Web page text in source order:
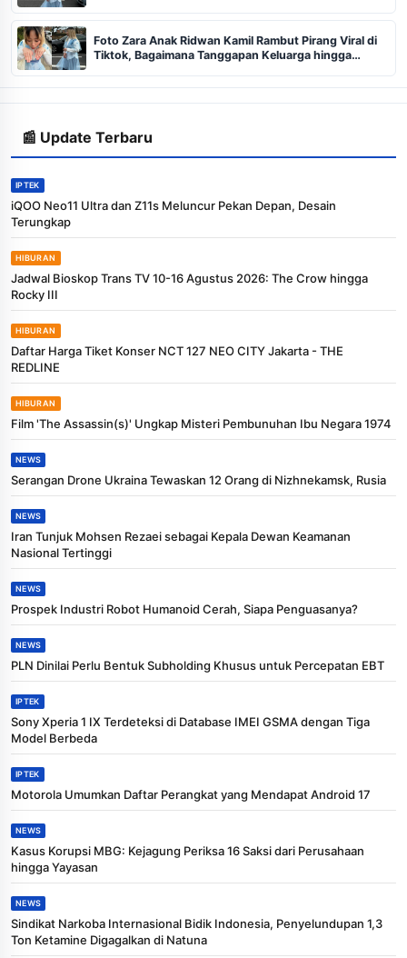
Foto Zara Anak Ridwan Kamil Rambut Pirang Viral di
Tiktok, Bagaimana Tanggapan Keluarga hingga
📰 Update Terbaru
IPTEK
iQOO Neo11 Ultra dan Z11s Meluncur Pekan Depan, Desain
Terungkap
HIBURAN
Jadwal Bioskop Trans TV 10-16 Agustus 2026: The Crow hingga
Rocky III
HIBURAN
Daftar Harga Tiket Konser NCT 127 NEO CITY Jakarta - THE
REDLINE
HIBURAN
Film 'The Assassin(s)' Ungkap Misteri Pembunuhan Ibu Negara 1974
NEWS
Serangan Drone Ukraina Tewaskan 12 Orang di Nizhnekamsk, Rusia
NEWS
Iran Tunjuk Mohsen Rezaei sebagai Kepala Dewan Keamanan
Nasional Tertinggi
NEWS
Prospek Industri Robot Humanoid Cerah, Siapa Penguasanya?
NEWS
PLN Dinilai Perlu Bentuk Subholding Khusus untuk Percepatan EBT
IPTEK
Sony Xperia 1 IX Terdeteksi di Database IMEI GSMA dengan Tiga
Model Berbeda
IPTEK
Motorola Umumkan Daftar Perangkat yang Mendapat Android 17
NEWS
Kasus Korupsi MBG: Kejagung Periksa 16 Saksi dari Perusahaan
hingga Yayasan
NEWS
Sindikat Narkoba Internasional Bidik Indonesia, Penyelundupan 1,3
Ton Ketamine Digagalkan di Natuna